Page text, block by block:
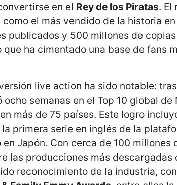
en el Rey de los Piratas. El
el más vendido de la historia
publicados y 500 millones de
que ha cimentado una base de fans
live action ha sido notable:
ocho semanas en el Top 10 global
más de 75 países. Este logro
primera serie en inglés de la
en Japón. Con cerca de 100 millones
las producciones más descargadas
reconocimiento de la industria,